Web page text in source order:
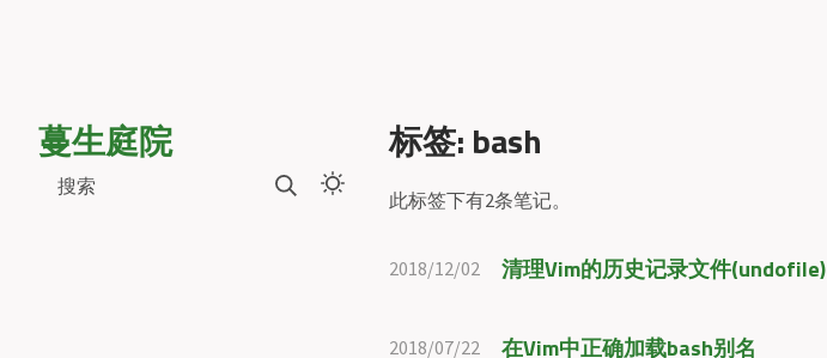
蔓生庭院
搜索
标签: bash
此标签下有2条笔记。
2018/12/02 清理Vim的历史记录文件(undofile)
2018/07/22 在Vim中正确加载bash别名